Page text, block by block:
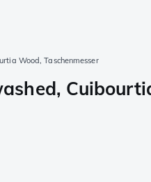
Wood, Taschenmesser